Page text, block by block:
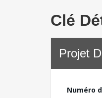
Clé
Projet
Numéro